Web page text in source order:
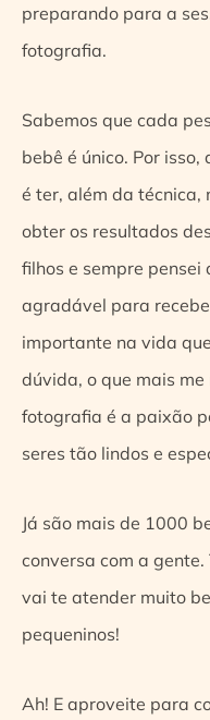
preparando para a
fotografia.
Sabemos que cada
bebê é único. Por
é ter, além da técnica,
obter os resultados
filhos e sempre
agradável para
importante na vida
dúvida, o que mais
fotografia é a paixão
seres tão lindos e
Já são mais de 1000
conversa com a
vai te atender muito
pequeninos!
Ah! E aproveite para